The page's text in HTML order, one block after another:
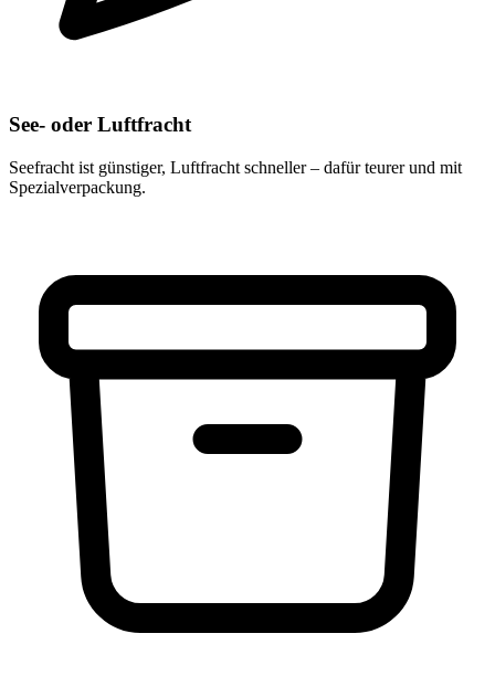
See- oder Luftfracht
Seefracht ist günstiger, Luftfracht schneller – dafür teurer und mit
Spezialverpackung.